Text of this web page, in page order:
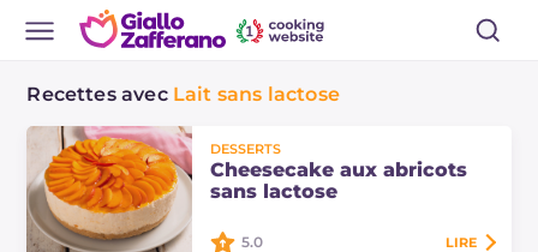
Recettes avec Lait sans lactose
DESSERTS
Cheesecake aux abricots
sans lactose
5.0 LIRE